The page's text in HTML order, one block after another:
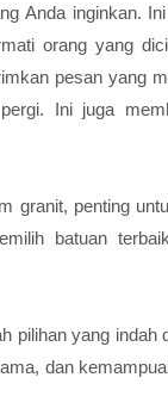
Anda inginkan.
orang yang
pesan yang
Ini juga
granit, penting
batuan
pilihan yang indah
dan